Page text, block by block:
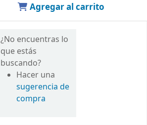
Agregar al carrito
¿No encuentras lo
que estás
buscando?
Hacer una
sugerencia de
compra